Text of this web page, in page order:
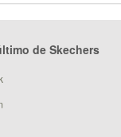
de Skechers